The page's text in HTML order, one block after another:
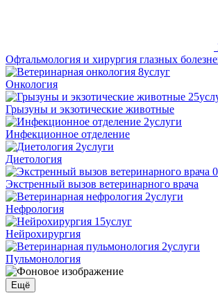
Офтальмология и хирургия глазных
8услуг
Онкология
25
Грызуны и экзотические животные
2услуги
Инфекционное отделение
2услуги
Диетология
0
Экстренный вызов ветеринарного врача
2услуги
Нефрология
15услуг
Нейрохирургия
2услуги
Пульмонология
Ещё